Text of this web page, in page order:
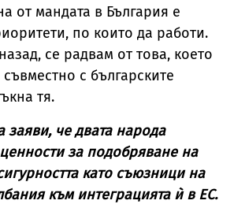
от мандата в България е
по които да работи.
се радвам от това, което
с българските
тя.
заяви, че двата народа
за подобряване на
като съюзници на
към интеграцията ѝ в ЕС.